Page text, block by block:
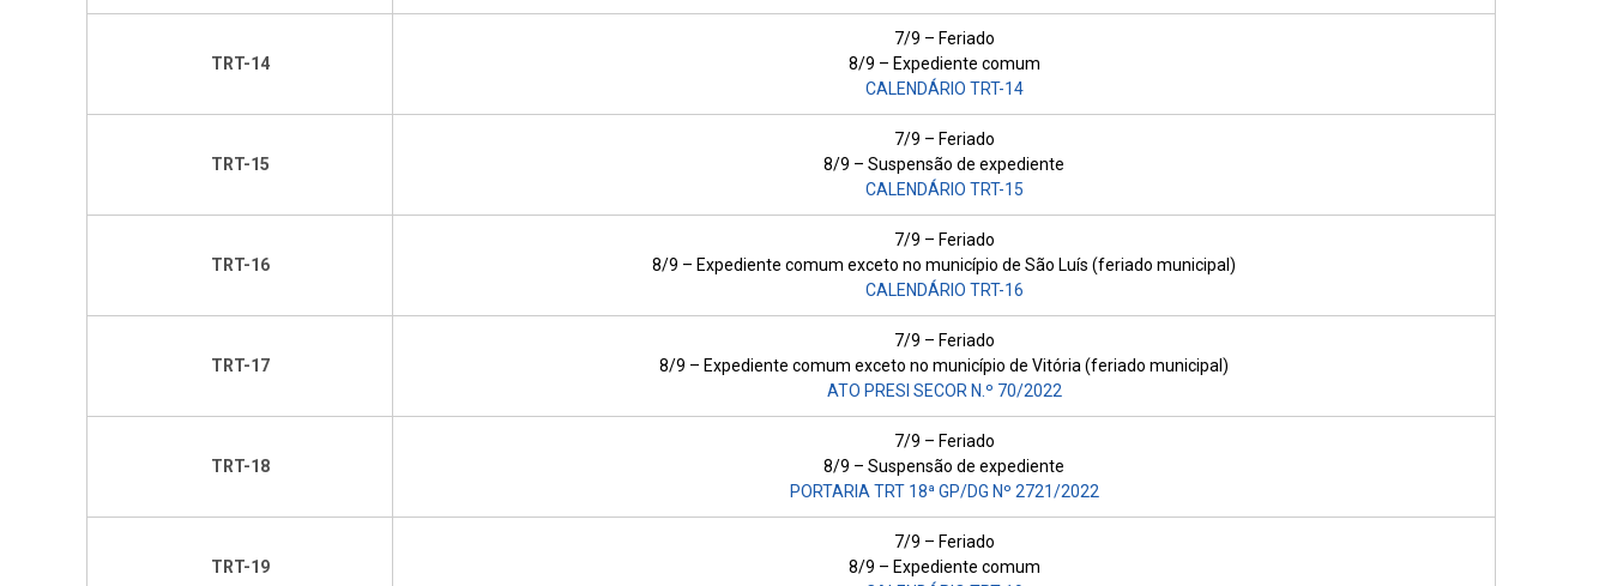
TRT-14
7/9 – Feriado
8/9 – Expediente comum
CALENDÁRIO TRT-14
TRT-15
7/9 – Feriado
8/9 – Suspensão de expediente
CALENDÁRIO TRT-15
TRT-16
7/9 – Feriado
8/9 – Expediente comum exceto no município de São Luís (feriado municipal)
CALENDÁRIO TRT-16
TRT-17
7/9 – Feriado
8/9 – Expediente comum exceto no município de Vitória (feriado municipal)
ATO PRESI SECOR N.º 70/2022
TRT-18
7/9 – Feriado
8/9 – Suspensão de expediente
PORTARIA TRT 18ª GP/DG Nº 2721/2022
TRT-19
7/9 – Feriado
8/9 – Expediente comum